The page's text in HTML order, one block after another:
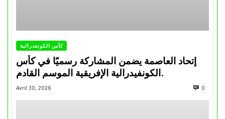
كأس الكونفدرالية
إتحاد العاصمة يضمن المشاركة رسميًا في كأس
الكونفيدرالية الإفريقية الموسم القادم.
Avril 30, 2026 0